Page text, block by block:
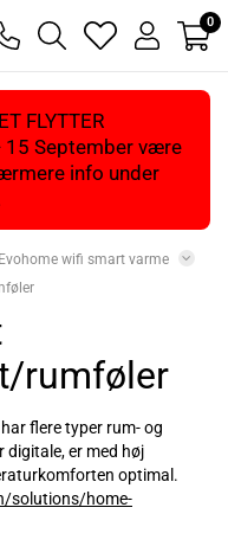
phone
magnifying
glass
heart
light
user
light
0
FLYTTER
15 September være
info under
wifi smart varme
rumføler
flere typer rum- og
er med høj
optimal.
solutions/home-